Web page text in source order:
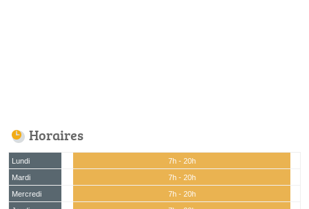
Horaires
Lundi
7h - 20h
Mardi
7h - 20h
Mercredi
7h - 20h